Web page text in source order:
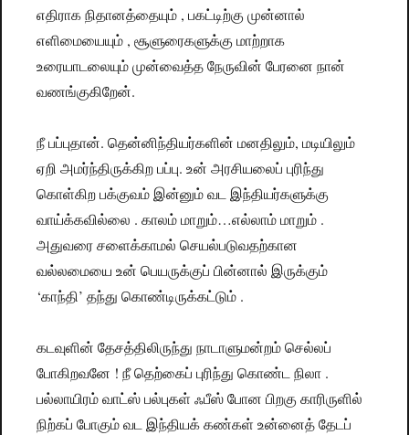
எதிராக நிதானத்தையும் , பகட்டிற்கு முன்னால்
எளிமையையும் , சூளுரைகளுக்கு மாற்றாக
உரையாடலையும் முன்வைத்த நேருவின் பேரனை நான்
வணங்குகிறேன்.
நீ பப்புதான். தென்னிந்தியர்களின் மனதிலும், மடியிலும்
ஏறி அமர்ந்திருக்கிற பப்பு. உன் அரசியலைப் புரிந்து
கொள்கிற பக்குவம் இன்னும் வட இந்தியர்களுக்கு
வாய்க்கவில்லை . காலம் மாறும்…எல்லாம் மாறும் .
அதுவரை சளைக்காமல் செயல்படுவதற்கான
வல்லமையை உன் பெயருக்குப் பின்னால் இருக்கும்
‘காந்தி’ தந்து கொண்டிருக்கட்டும் .
கடவுளின் தேசத்திலிருந்து நாடாளுமன்றம் செல்லப்
போகிறவனே ! நீ தெற்கைப் புரிந்து கொண்ட நிலா .
பல்லாயிரம் வாட்ஸ் பல்புகள் ஃபீஸ் போன பிறகு காரிருளில்
நிற்கப் போகும் வட இந்தியக் கண்கள் உன்னைத் தேடப்